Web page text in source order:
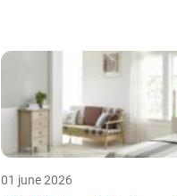
01 june 2026